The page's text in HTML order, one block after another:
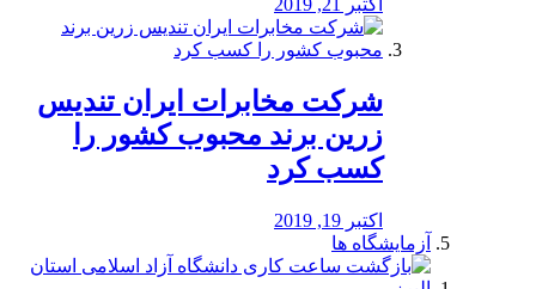
اکتبر 21, 2019
شرکت مخابرات ایران تندیس
زرین برند محبوب کشور را
کسب کرد
اکتبر 19, 2019
آزمایشگاه ها